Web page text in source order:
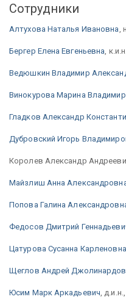
Сотрудники
Алтухова Наталья Ивановна,
Бергер Елена Евгеньевна,
Ведюшкин Владимир
Винокурова Марина
Гладков Александр
Дубровский Игорь
Королев Александр
Майзлиш Анна
Попова Галина
Федосов Дмитрий
Цатурова Сусанна Карленовна
Щеглов Андрей
Юсим Марк Аркадьевич,